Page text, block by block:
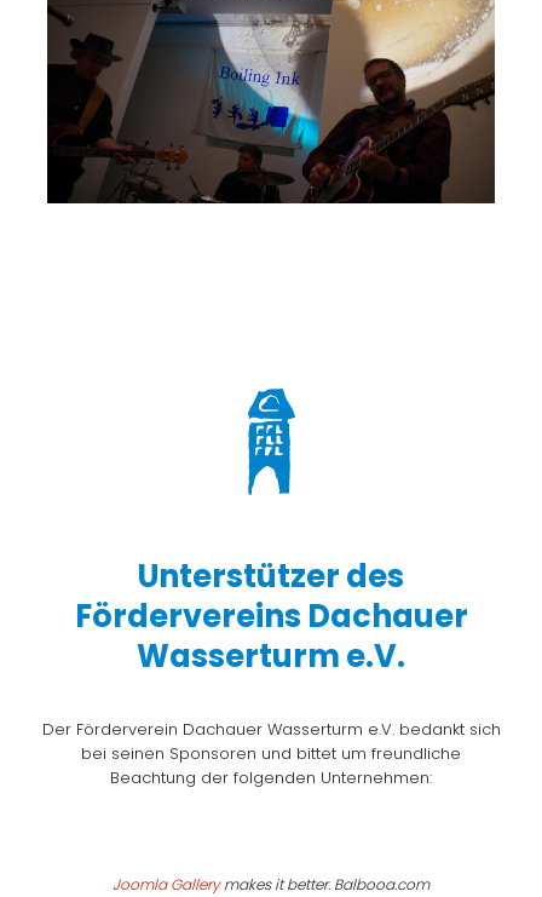
Unterstützer des
Fördervereins Dachauer
Wasserturm e.V.
Der Förderverein Dachauer Wasserturm e.V. bedankt sich
bei seinen Sponsoren und bittet um freundliche
Beachtung der folgenden Unternehmen:
Joomla Gallerymakes it better. Balbooa.com